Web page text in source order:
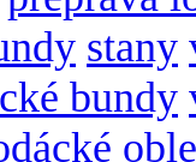
stany
bundy